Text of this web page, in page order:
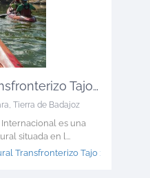
Parque Natural Transfronterizo Tajo ...
, Tierra de Badajoz
es una
situada en l...
Transfronterizo Tajo >